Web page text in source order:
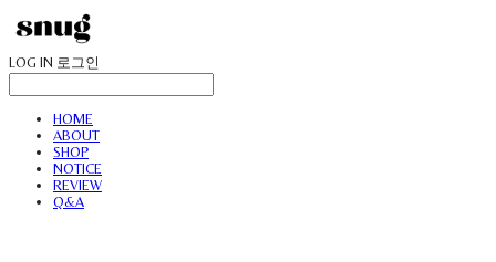
LOG IN 로그인
HOME
ABOUT
SHOP
NOTICE
REVIEW
Q&A